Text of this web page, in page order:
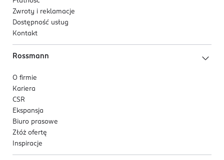
Zwroty i reklamacje
Dostępność usług
Kontakt
Rossmann
O firmie
Kariera
CSR
Ekspansja
Biuro prasowe
Złóż ofertę
Inspiracje